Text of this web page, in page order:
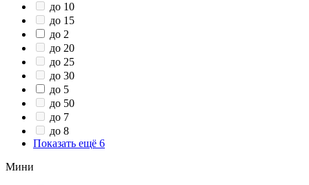
до 10
до 15
до 2
до 20
до 25
до 30
до 5
до 50
до 7
до 8
Показать ещё 6
Мини